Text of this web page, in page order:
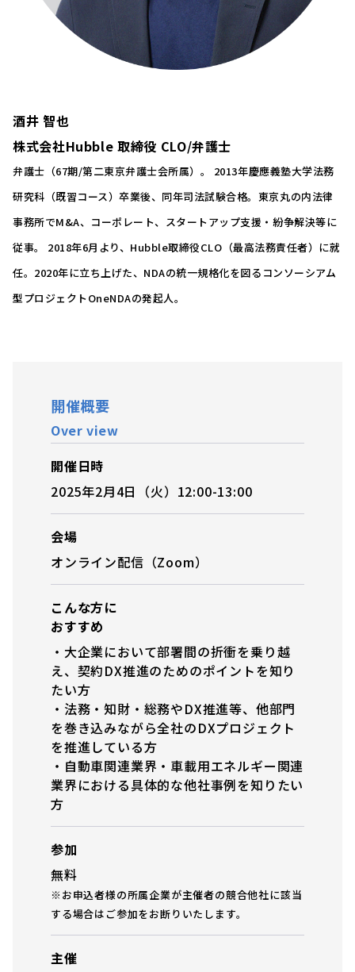
酒井 智也
株式会社Hubble 取締役 CLO/弁護士
弁護士（67期/第二東京弁護士会所属）。 2013年慶應義塾⼤学法務
研究科（既習コース）卒業後、同年司法試験合格。東京丸の内法律
事務所でM&A、コーポレート、スタートアップ支援・紛争解決等に
従事。 2018年6⽉より、Hubble取締役CLO（最高法務責任者）に就
任。2020年に立ち上げた、NDAの統一規格化を図るコンソーシアム
型プロジェクトOneNDAの発起人。
開催概要
Over view
開催日時
2025年2月4日（火）12:00-13:00
会場
オンライン配信（Zoom）
こんな方に
おすすめ
・大企業において部署間の折衝を乗り越
え、契約DX推進のためのポイントを知り
たい方
・法務・知財・総務やDX推進等、他部門
を巻き込みながら全社のDXプロジェクト
を推進している方
・自動車関連業界・車載用エネルギー関連
業界における具体的な他社事例を知りたい
方
参加
無料
※お申込者様の所属企業が主催者の競合他社に該当
する場合はご参加をお断りいたします。
主催